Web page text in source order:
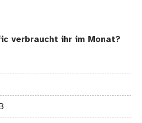
verbraucht ihr im Monat?